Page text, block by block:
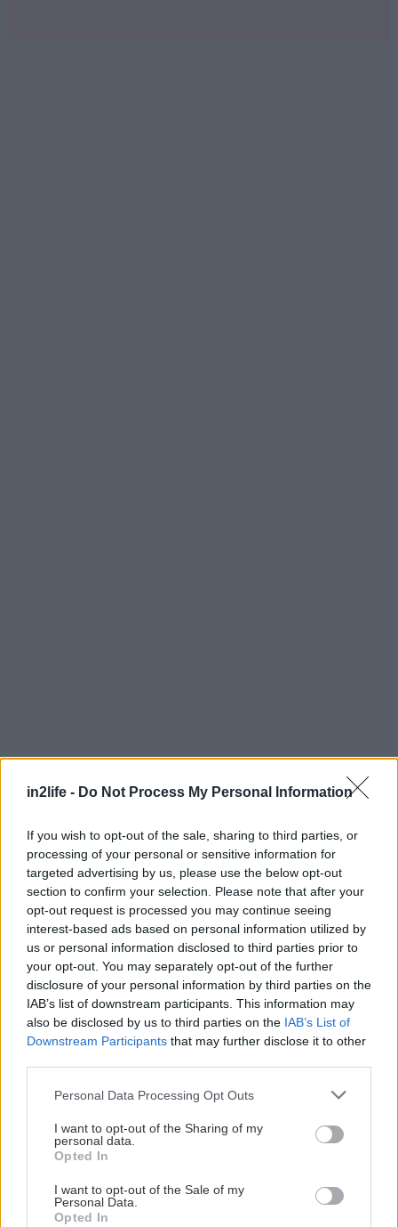
in2life - Do Not Process My Personal Information
If you wish to opt-out of the sale, sharing to third parties, or
processing of your personal or sensitive information for
targeted advertising by us, please use the below opt-out
section to confirm your selection. Please note that after your
opt-out request is processed you may continue seeing
interest-based ads based on personal information utilized by
us or personal information disclosed to third parties prior to
your opt-out. You may separately opt-out of the further
disclosure of your personal information by third parties on the
IAB’s list of downstream participants. This information may
also be disclosed by us to third parties on the IAB’s List of
Downstream Participants that may further disclose it to other
Please note that this website/app uses one or more Google
not limited to your visit or usage behaviour. You may click to
grant or deny consent to Google and its third-party tags to
use your data for below specified purposes in below Google
consent section.
Personal Data Processing Opt Outs
I want to opt-out of the Sharing of my
personal data.
Opted In
I want to opt-out of the Sale of my
Personal Data.
Opted In
Αναζήτηση
για...